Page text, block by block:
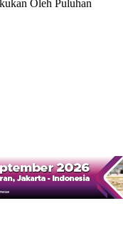
Oleh Puluhan